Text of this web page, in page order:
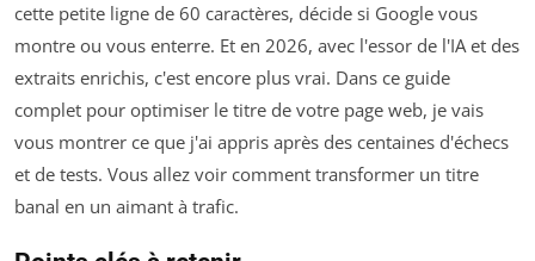
cette petite ligne de 60 caractères, décide si Google vous
montre ou vous enterre. Et en 2026, avec l'essor de l'IA et des
extraits enrichis, c'est encore plus vrai. Dans ce guide
complet pour optimiser le titre de votre page web, je vais
vous montrer ce que j'ai appris après des centaines d'échecs
et de tests. Vous allez voir comment transformer un titre
banal en un aimant à trafic.